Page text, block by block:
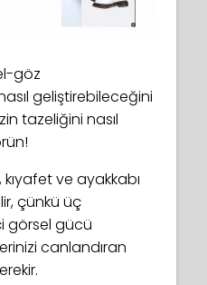
göz
geliştirebileceğini
tazeliğini nasıl
ve ayakkabı
çünkü üç
görsel gücü
canlandıran